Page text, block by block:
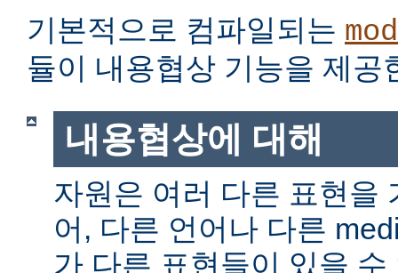
기본적으로 컴파일되는
듈이 내용협상 기능을 제공
내용협상에 대해
자원은 여러 다른 표현을
어, 다른 언어나 다른
가 다른 표현들이 있을